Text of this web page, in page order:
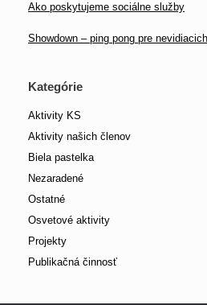
Ako poskytujeme sociálne služby
Showdown – ping pong pre nevidiacich
Kategórie
Aktivity KS
Aktivity našich členov
Biela pastelka
Nezaradené
Ostatné
Osvetové aktivity
Projekty
Publikačná činnosť